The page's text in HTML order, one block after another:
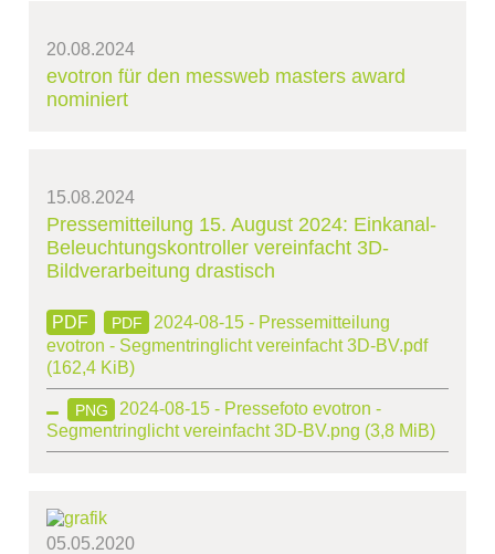
20.08.2024
evotron für den messweb masters award
nominiert
15.08.2024
Pressemitteilung 15. August 2024: Einkanal-
Beleuchtungskontroller vereinfacht 3D-
Bildverarbeitung drastisch
PDF
2024-08-15 - Pressemitteilung
evotron - Segmentringlicht vereinfacht 3D-BV.pdf
(162,4 KiB)
PNG
2024-08-15 - Pressefoto evotron -
Segmentringlicht vereinfacht 3D-BV.png (3,8 MiB)
05.05.2020